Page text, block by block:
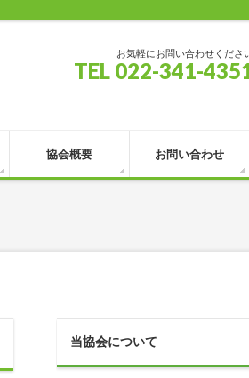
お気軽にお問い合わせくださ
TEL 022-341-
協会概要 お問い合わせ
当協会について